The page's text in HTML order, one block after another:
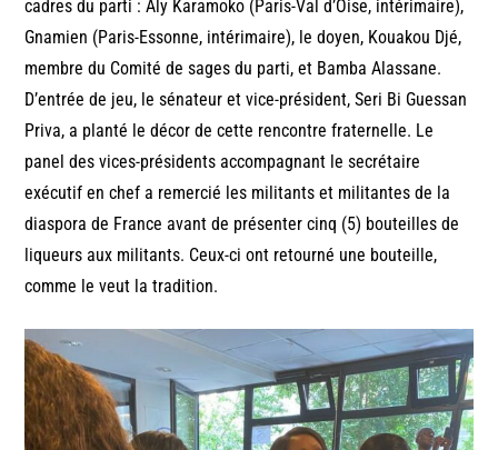
cadres du parti : Aly Karamoko (Paris-Val d’Oise, intérimaire),
Gnamien (Paris-Essonne, intérimaire), le doyen, Kouakou Djé,
membre du Comité de sages du parti, et Bamba Alassane.
D’entrée de jeu, le sénateur et vice-président, Seri Bi Guessan
Priva, a planté le décor de cette rencontre fraternelle. Le
panel des vices-présidents accompagnant le secrétaire
exécutif en chef a remercié les militants et militantes de la
diaspora de France avant de présenter cinq (5) bouteilles de
liqueurs aux militants. Ceux-ci ont retourné une bouteille,
comme le veut la tradition.